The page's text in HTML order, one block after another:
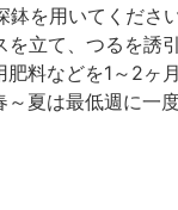
を用いてくだ
立て、つるを
料などを1～2ヶ
夏は最低週に一